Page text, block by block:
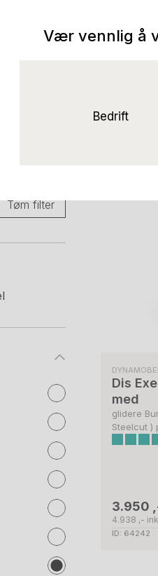
Bord
Tøm filter
Dis
med
glidere
Steelcut )
3.950
4.938 ,-
ID: 64242
Vær vennlig å
Bedrift